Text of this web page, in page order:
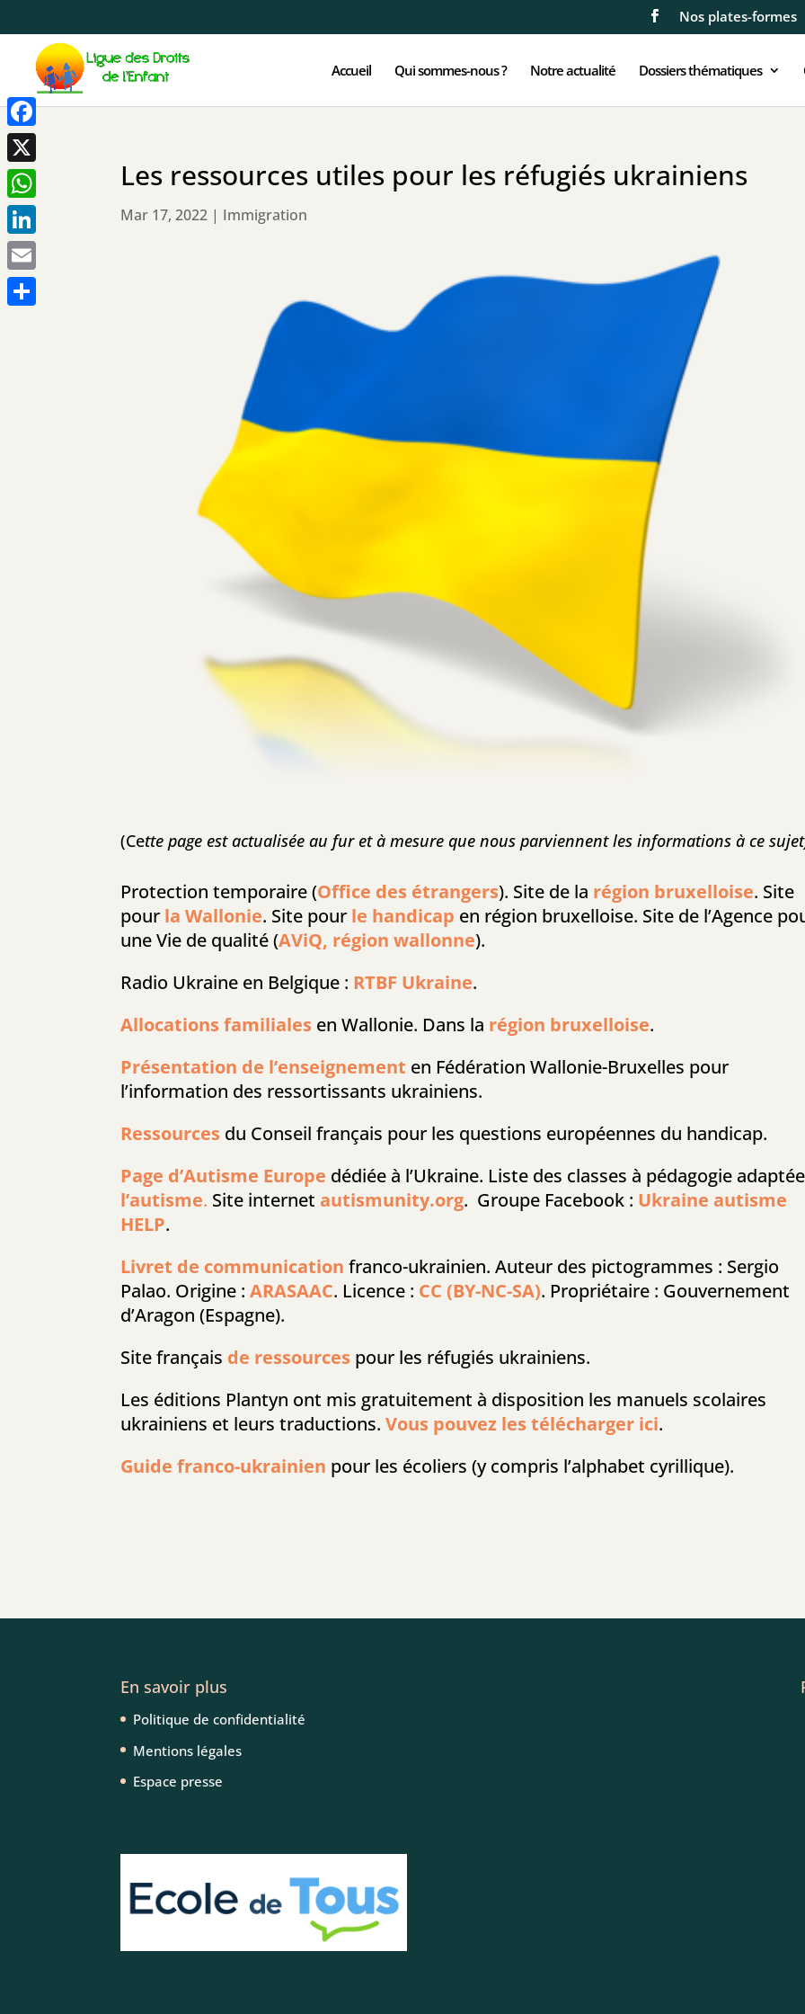
Nos plates-formes
Accueil Qui sommes-nous ? Notre actualité Dossiers thématiques
Les ressources utiles pour les réfugiés ukrainiens
Mar 17, 2022 | Immigration
(Cette page est actualisée au fur et à mesure que nous parviennent les informations à ce
Protection temporaire (Office des étrangers). Site de la région bruxelloise. Site
pour la Wallonie. Site pour le handicap en région bruxelloise. Site de l’Agence
une Vie de qualité (AViQ, région wallonne).
Radio Ukraine en Belgique : RTBF Ukraine.
Allocations familiales en Wallonie. Dans la région bruxelloise.
Présentation de l’enseignement en Fédération Wallonie-Bruxelles pour
l’information des ressortissants ukrainiens.
Ressources du Conseil français pour les questions européennes du handicap.
Page d’Autisme Europe dédiée à l’Ukraine. Liste des classes à pédagogie adaptée
l’autisme. Site internet autismunity.org. Groupe Facebook : Ukraine autisme
HELP.
Livret de communication franco-ukrainien. Auteur des pictogrammes : Sergio
Palao. Origine :ARASAAC. Licence : CC (BY-NC-SA). Propriétaire : Gouvernement
d’Aragon (Espagne).
Site français de ressources pour les réfugiés ukrainiens.
Les éditions Plantyn ont mis gratuitement à disposition les manuels scolaires
ukrainiens et leurs traductions.Vous pouvez les télécharger ici.
Guide franco-ukrainien pour les écoliers (y compris l’alphabet cyrillique).
En savoir plus
Politique de confidentialité
Mentions légales
Espace presse
Facebook
X
WhatsApp
LinkedIn
Email